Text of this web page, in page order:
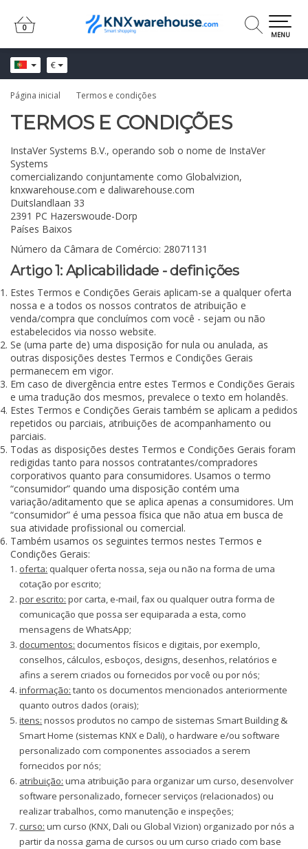
€
0
0
MENU
Página inicial Termos e condições
TERMOS E CONDIÇÕES
InstaVer Systems B.V., operando sob o nome de InstaVer
Systems
comercializando conjuntamente como Globalvizion,
knxwarehouse.com e daliwarehouse.com
Duitslandlaan 33
2391 PC Hazerswoude-Dorp
Países Baixos
Número da Câmara de Comércio: 28071131
Artigo 1: Aplicabilidade - definições
Estes Termos e Condições Gerais aplicam-se a qualquer oferta
nossa e a todos os nossos contratos de atribuição e
venda/compra que concluímos com você - sejam ou não
estabelecidos via nosso website.
Se (uma parte de) uma disposição for nula ou anulada, as
outras disposições destes Termos e Condições Gerais
permanecem em vigor.
Em caso de divergência entre estes Termos e Condições Gerais
e uma tradução dos mesmos, prevalece o texto em holandês.
Estes Termos e Condições Gerais também se aplicam a pedidos
repetidos ou parciais, atribuições de acompanhamento ou
parciais.
Todas as disposições destes Termos e Condições Gerais foram
redigidas tanto para nossos contratantes/compradores
corporativos quanto para consumidores. Usamos o termo
“consumidor” quando uma disposição contém uma
variação/aditamento que se aplica apenas a consumidores. Um
“consumidor” é uma pessoa física que não atua em busca de
sua atividade profissional ou comercial.
Também usamos os seguintes termos nestes Termos e
Condições Gerais:
oferta: qualquer oferta nossa, seja ou não na forma de uma
cotação por escrito;
por escrito: por carta, e-mail, fax ou qualquer outra forma de
comunicação que possa ser equiparada a esta, como
mensagens de WhatsApp;
documentos: documentos físicos e digitais, por exemplo,
conselhos, cálculos, esboços, designs, desenhos, relatórios e
afins a serem criados ou fornecidos por você ou por nós;
informação: tanto os documentos mencionados anteriormente
quanto outros dados (orais);
itens: nossos produtos no campo de sistemas Smart Building &
Smart Home (sistemas KNX e Dali), o hardware e/ou software
personalizado com componentes associados a serem
fornecidos por nós;
atribuição: uma atribuição para organizar um curso, desenvolver
software personalizado, fornecer serviços (relacionados) ou
realizar trabalhos, como manutenção e inspeções;
curso: um curso (KNX, Dali ou Global Vizion) organizado por nós a
partir da nossa gama de cursos ou um curso criado com base